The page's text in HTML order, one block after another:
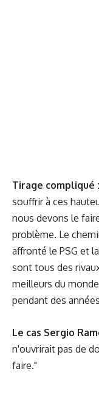
Tirage compliqué :
souffrir à ces
nous devons le
problème. Le
affronté le PSG et
sont tous des
meilleurs du
pendant des
Le cas Sergio
n'ouvrirait pas de
faire."